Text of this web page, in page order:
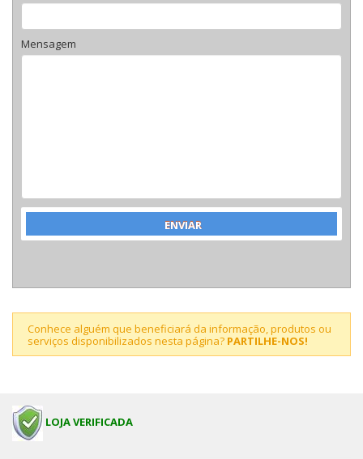
Mensagem
Conhece alguém que beneficiará da informação, produtos ou
serviços disponibilizados nesta página? PARTILHE-NOS!
LOJA VERIFICADA